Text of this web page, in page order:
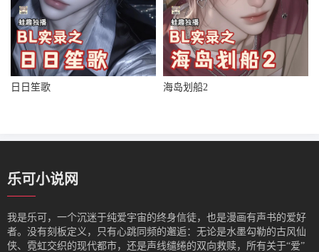
日日笙歌 海岛划船2
乐可小说网
我是‌乐可，一个沉迷于纯爱宇宙的终身信徒，也是漫画有声书的爱好
者。没有刻板定义，只有心跳同频的邂逅：无论是水墨勾勒的古风仙
侠、霓虹交织的现代都市，还是声线缱绻的双向救赎，所有关于“爱”